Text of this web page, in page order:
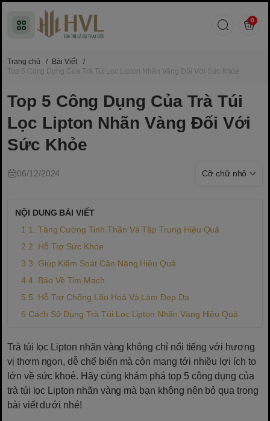
0
Trang chủ / Bài Viết
/
Top 5 Công Dụng Của Trà Túi Lọc Lipton Nhãn Vàng Đối Với Sức Khỏe
Top 5 Công Dụng Của Trà Túi
Lọc Lipton Nhãn Vàng Đối Với
Sức Khỏe
06/12/2024
NỘI DUNG BÀI VIẾT
1. Tăng Cường Tinh Thần Và Tập Trung Hiệu Quả
2. Hỗ Trợ Sức Khỏe
3. Giúp Kiểm Soát Cân Nặng Hiệu Quả
4. Bảo Vệ Tim Mạch
5. Hỗ Trợ Chống Lão Hoá Và Làm Đẹp Da
Cách Sử Dụng Trà Túi Lọc Lipton Nhãn Vàng Hiệu Quả
Trà túi lọc Lipton nhãn vàng không chỉ nổi tiếng với hương
vị thơm ngon, dễ chế biến mà còn mang tới nhiều lợi ích to
lớn về sức khoẻ. Hãy cùng khám phá top 5 công dụng của
trà túi lọc Lipton nhãn vàng mà bạn không nên bỏ qua trong
bài viết dưới nhé!